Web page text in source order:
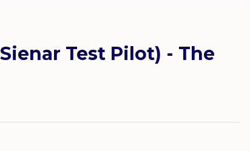
Test Pilot) - The